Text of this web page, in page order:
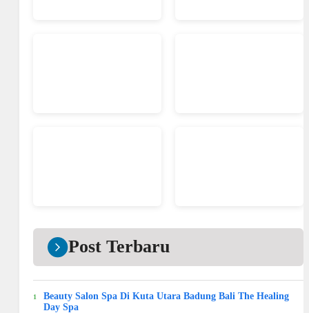
Post Terbaru
Beauty Salon Spa Di Kuta Utara Badung Bali The Healing
Day Spa